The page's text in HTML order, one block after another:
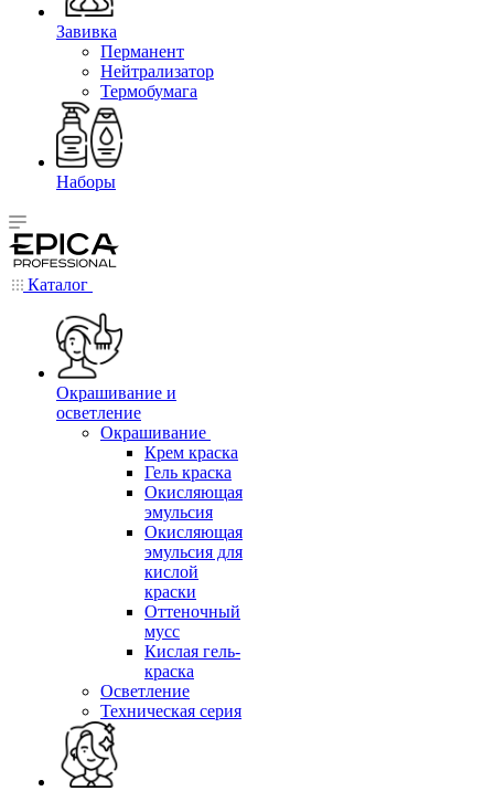
Завивка
Перманент
Нейтрализатор
Термобумага
Наборы
Каталог
Окрашивание и
осветление
Окрашивание
Крем краска
Гель краска
Окисляющая
эмульсия
Окисляющая
эмульсия для
кислой
краски
Оттеночный
мусс
Кислая гель-
краска
Осветление
Техническая серия